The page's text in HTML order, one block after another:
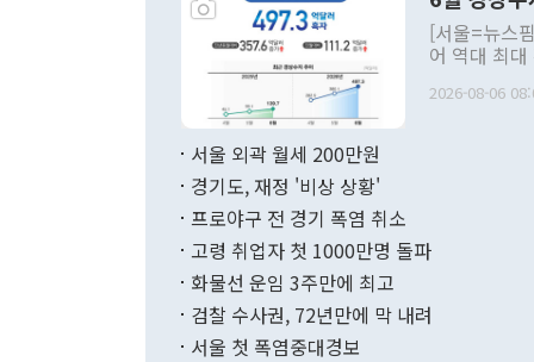
관의 대북
관 부처 장
관의 무리한
다. [정동영 통일부 장관이 지난달 23일 오후 서울 종로구 정부서울청사에
무너졌다고
함께 4자 대
[서울=뉴스
어 역대 최
료=한국은행] 한국은행이 6일 발표한 '2026년 6월 국제수지(잠정)'
며 월간 기
196.9% 급
수출은
2026-08-06
서울 외곽 월세 200만원
경기도, 재정 '비상 상황'
프로야구 전 경기 폭염 취소
고령 취업자 첫 1000만명 돌파
화물선 운임 3주만에 최고
검찰 수사권, 72년만에 막 내려
서울 첫 폭염중대경보